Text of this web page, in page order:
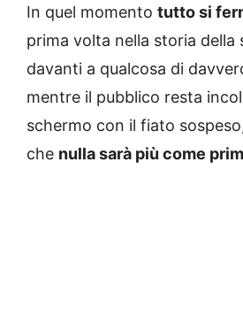
In quel momento tutto si
prima volta nella storia della
davanti a qualcosa di
mentre il pubblico resta
schermo con il fiato
che nulla sarà più come